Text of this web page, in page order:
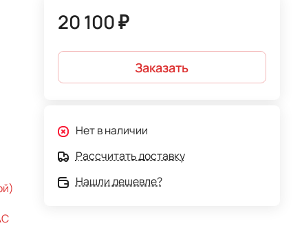
20 100 ₽
Заказать
Нет в наличии
Рассчитать доставку
Нашли дешевле?